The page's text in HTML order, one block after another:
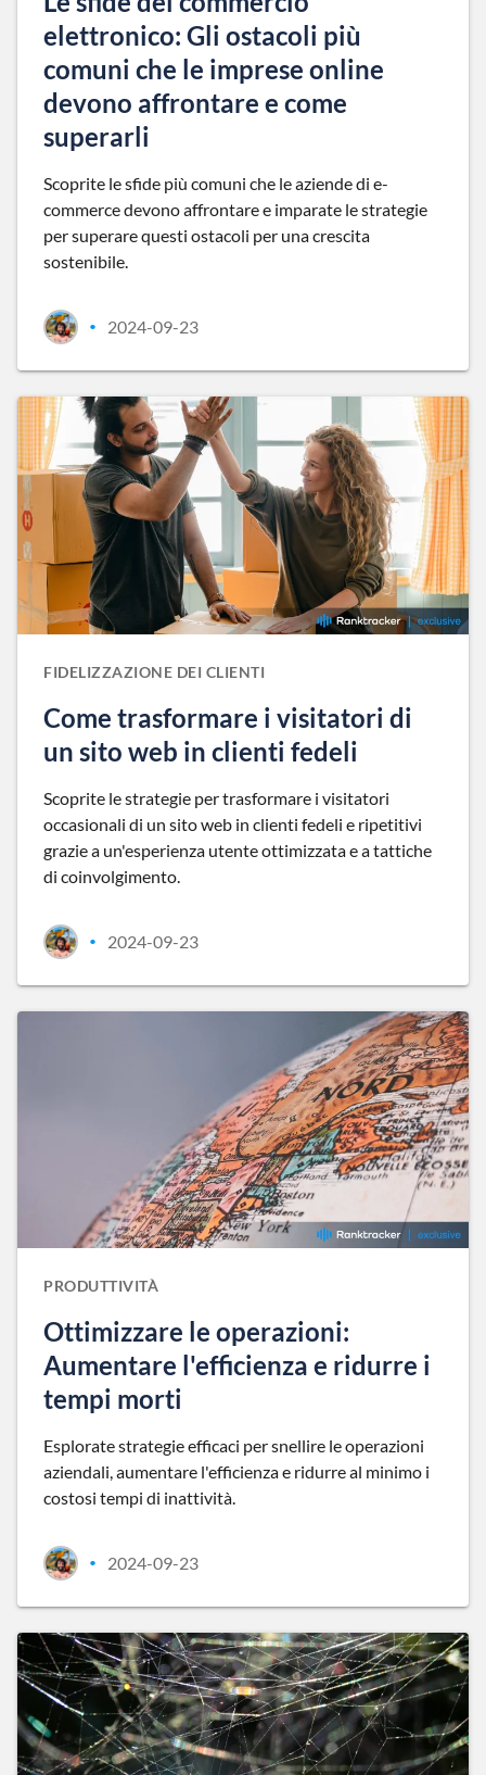
elettronico: Gli ostacoli più
comuni che le imprese online
devono affrontare e come
superarli
Scoprite le sfide più comuni che le aziende di e-
commerce devono affrontare e imparate le strategie
per superare questi ostacoli per una crescita
sostenibile.
• 2024-09-23
FIDELIZZAZIONE DEI CLIENTI
Come trasformare i visitatori di
un sito web in clienti fedeli
Scoprite le strategie per trasformare i visitatori
occasionali di un sito web in clienti fedeli e ripetitivi
grazie a un'esperienza utente ottimizzata e a tattiche
di coinvolgimento.
• 2024-09-23
PRODUTTIVITÀ
Ottimizzare le operazioni:
Aumentare l'efficienza e ridurre i
tempi morti
Esplorate strategie efficaci per snellire le operazioni
aziendali, aumentare l'efficienza e ridurre al minimo i
costosi tempi di inattività.
• 2024-09-23